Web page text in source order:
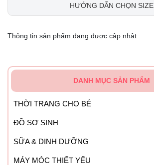
HƯỚNG DẪN CHỌN SIZE
Thông tin sản phẩm đang được cập nhật
DANH MỤC SẢN PHẨM
THỜI TRANG CHO BÉ
ĐỒ SƠ SINH
SỮA & DINH DƯỠNG
MÁY MÓC THIẾT YẾU